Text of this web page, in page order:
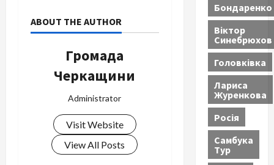
ABOUT THE AUTHOR
Громада
Черкащини
Administrator
Visit Website
View All Posts
Бондаренко
Віктор
Синебрюхов
Головківка
Лариса
Журенкова
Росія
Самбука
Тур